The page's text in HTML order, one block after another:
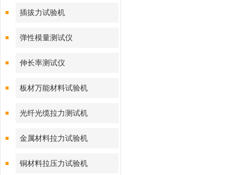
插拔力试验机
弹性模量测试仪
伸长率测试仪
板材万能材料试验机
光纤光缆拉力测试机
金属材料拉力试验机
铜材料拉压力试验机